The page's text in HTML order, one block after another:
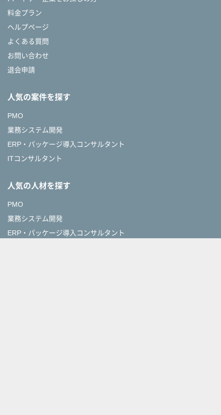
料金プラン
ヘルプページ
よくある質問
お問い合わせ
退会申請
人気の案件を探す
PMO
業務システム開発
ERP・パッケージ導入コンサルタント
ITコンサルタント
人気の人材を探す
PMO
業務システム開発
ERP・パッケージ導入コンサルタント